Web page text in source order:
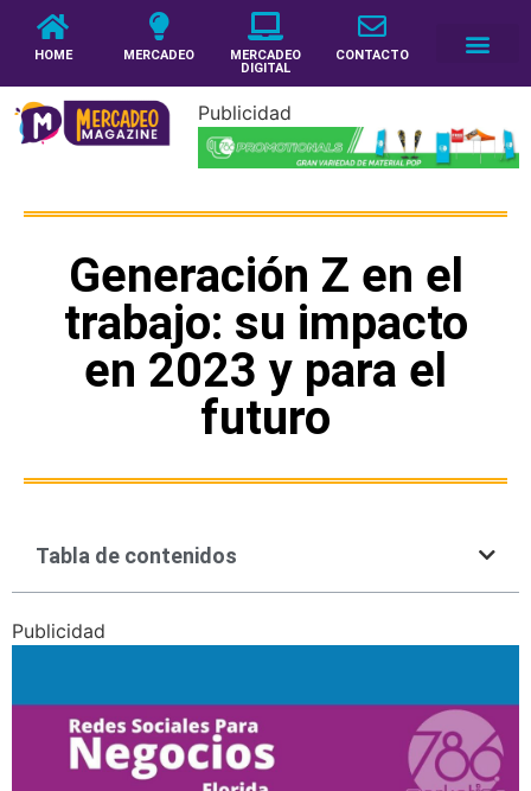
HOME MERCADEO
MERCADEO
DIGITAL
CONTACTO
Publicidad
Generación Z en el
trabajo: su impacto
en 2023 y para el
futuro
Tabla de contenidos
Publicidad